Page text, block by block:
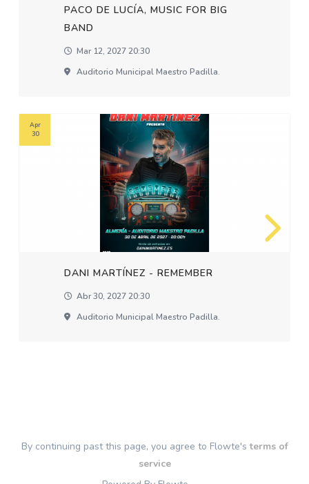
PACO DE LUCÍA, MUSIC FOR BIG
BAND
Mar 12, 2027 20:30
Auditorio Municipal Maestro Padilla.
DANI MARTÍNEZ - REMEMBER
Abr 30, 2027 20:30
Auditorio Municipal Maestro Padilla.
Apr
30
By continuing past this page, you agree to Flowte'sterms of
service